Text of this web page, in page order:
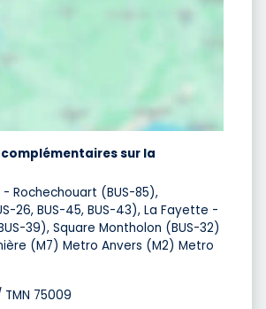
sur la
- Rochechouart (BUS-85),
26, BUS-45, BUS-43), La Fayette -
39), Square Montholon (BUS-32)
(M7) Metro Anvers (M2) Metro
TMN 75009